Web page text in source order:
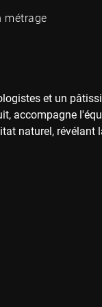
métrage
et un
accompagne
naturel, révélant